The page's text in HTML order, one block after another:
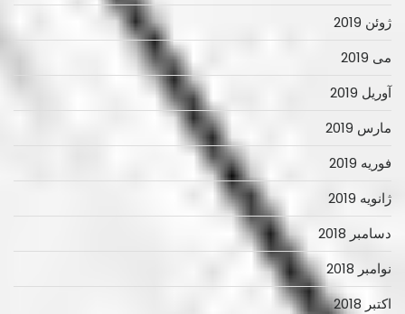
ژوئن 2019
می 2019
آوریل 2019
مارس 2019
فوریه 2019
ژانویه 2019
دسامبر 2018
نوامبر 2018
اکتبر 2018